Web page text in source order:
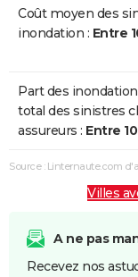
Inondations
et/ou
11/
Inondations
et/ou
Coulées de
24/
Mécaniques
Coût moyen des
inondation : Entre
Part des
total des sinistres
assureurs : Entre
Source : Linternaute.com
Villes
A ne pas
Recevez nos